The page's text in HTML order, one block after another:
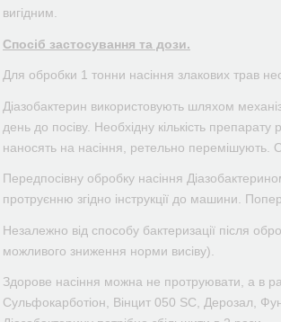
вигідним.
Спосіб застосування та дози.
Для обробки 1 тонни насіння злакових трав
Діазобактерин використовують шляхом
день до посіву. Необхідну кількість
наносять на насіння, ретельно перемішують.
Передпосівну обробку насіння
протруєнню згідно інструкції до машини.
Незалежно від способу бактеризації після
можливого зниження норми висіву).
Здорове насіння можна не протруювати, а в
Сульфокарботіон, Вінцит 050 SC, Дерозал,